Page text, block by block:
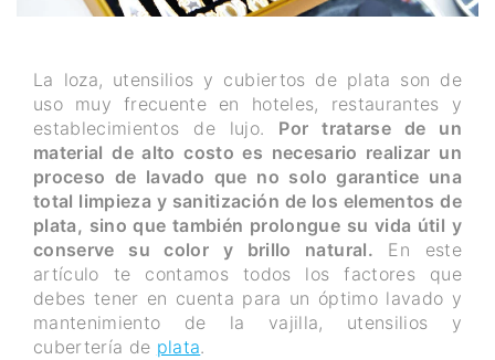
La loza, utensilios y cubiertos de plata son de
uso muy frecuente en hoteles, restaurantes y
establecimientos de lujo. Por tratarse de un
material de alto costo es necesario realizar un
proceso de lavado que no solo garantice una
total limpieza y sanitización de los elementos de
plata, sino que también prolongue su vida útil y
conserve su color y brillo natural. En este
artículo te contamos todos los factores que
debes tener en cuenta para un óptimo lavado y
mantenimiento de la vajilla, utensilios y
cubertería de plata.